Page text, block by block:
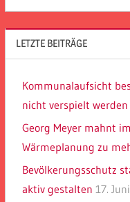
LETZTE BEITRÄGE
Kommunalaufsicht
nicht verspielt werden
Georg Meyer mahnt
Wärmeplanung zu
Bevölkerungsschutz
aktiv gestalten 17.